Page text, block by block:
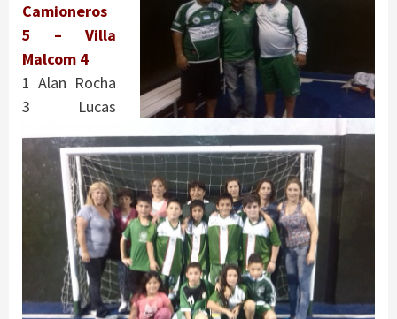
Camioneros
5 – Villa
Malcom 4
1 Alan Rocha
3 Lucas